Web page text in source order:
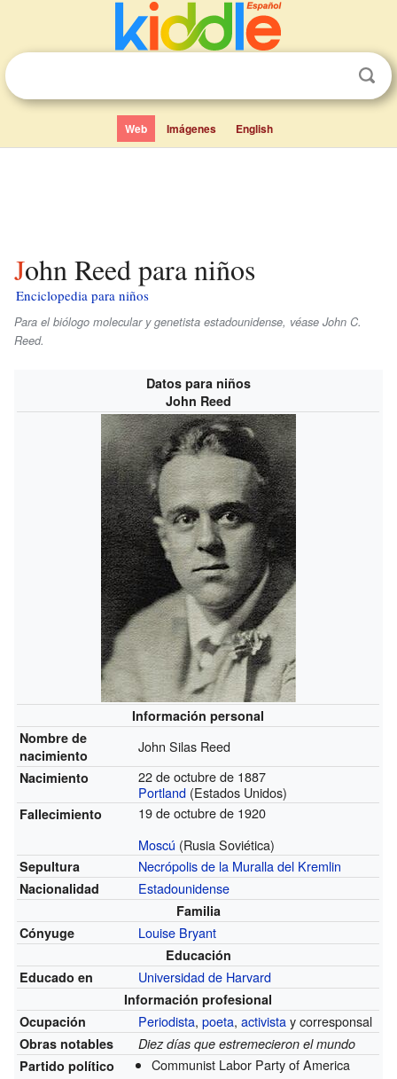
Web Imágenes English
John Reed para niños
Enciclopedia para niños
Para el biólogo molecular y genetista estadounidense, véase John C.
Reed.
Datos para niños
John Reed
Información personal
Nombre de
nacimiento
John Silas Reed
Nacimiento
22 de octubre de 1887
Portland (Estados Unidos)
Fallecimiento
19 de octubre de 1920
Moscú (Rusia Soviética)
Sepultura Necrópolis de la Muralla del Kremlin
Nacionalidad Estadounidense
Familia
Cónyuge
Louise Bryant
Educación
Educado en
Universidad de Harvard
Información profesional
Ocupación
Periodista,poeta,activistay corresponsal
Obras notables
Diez días que estremecieron el mundo
Partido político
Communist Labor Party of America